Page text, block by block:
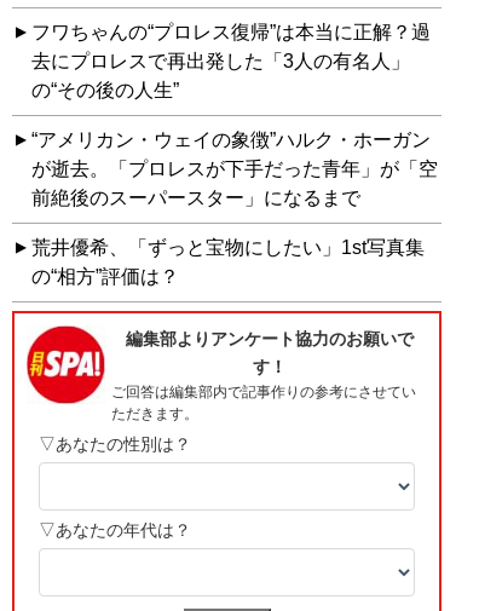
フワちゃんの“プロレス復帰”は本当に正解？過
去にプロレスで再出発した「3人の有名人」
の“その後の人生”
“アメリカン・ウェイの象徴”ハルク・ホーガン
が逝去。「プロレスが下手だった青年」が「空
前絶後のスーパースター」になるまで
荒井優希、「ずっと宝物にしたい」1st写真集
の“相方”評価は？